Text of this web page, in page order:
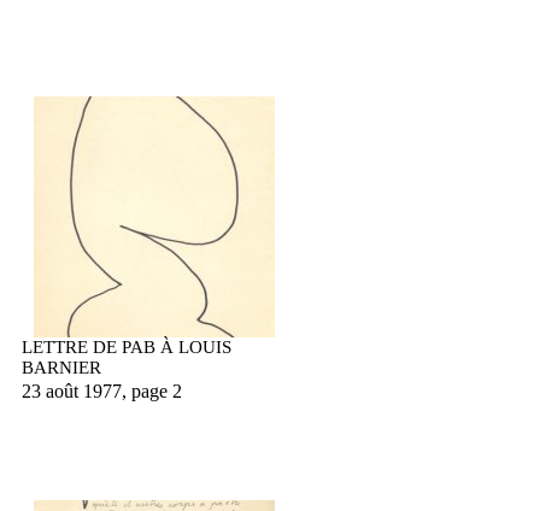
LETTRE DE PAB À LOUIS
BARNIER
23 août 1977, page 2